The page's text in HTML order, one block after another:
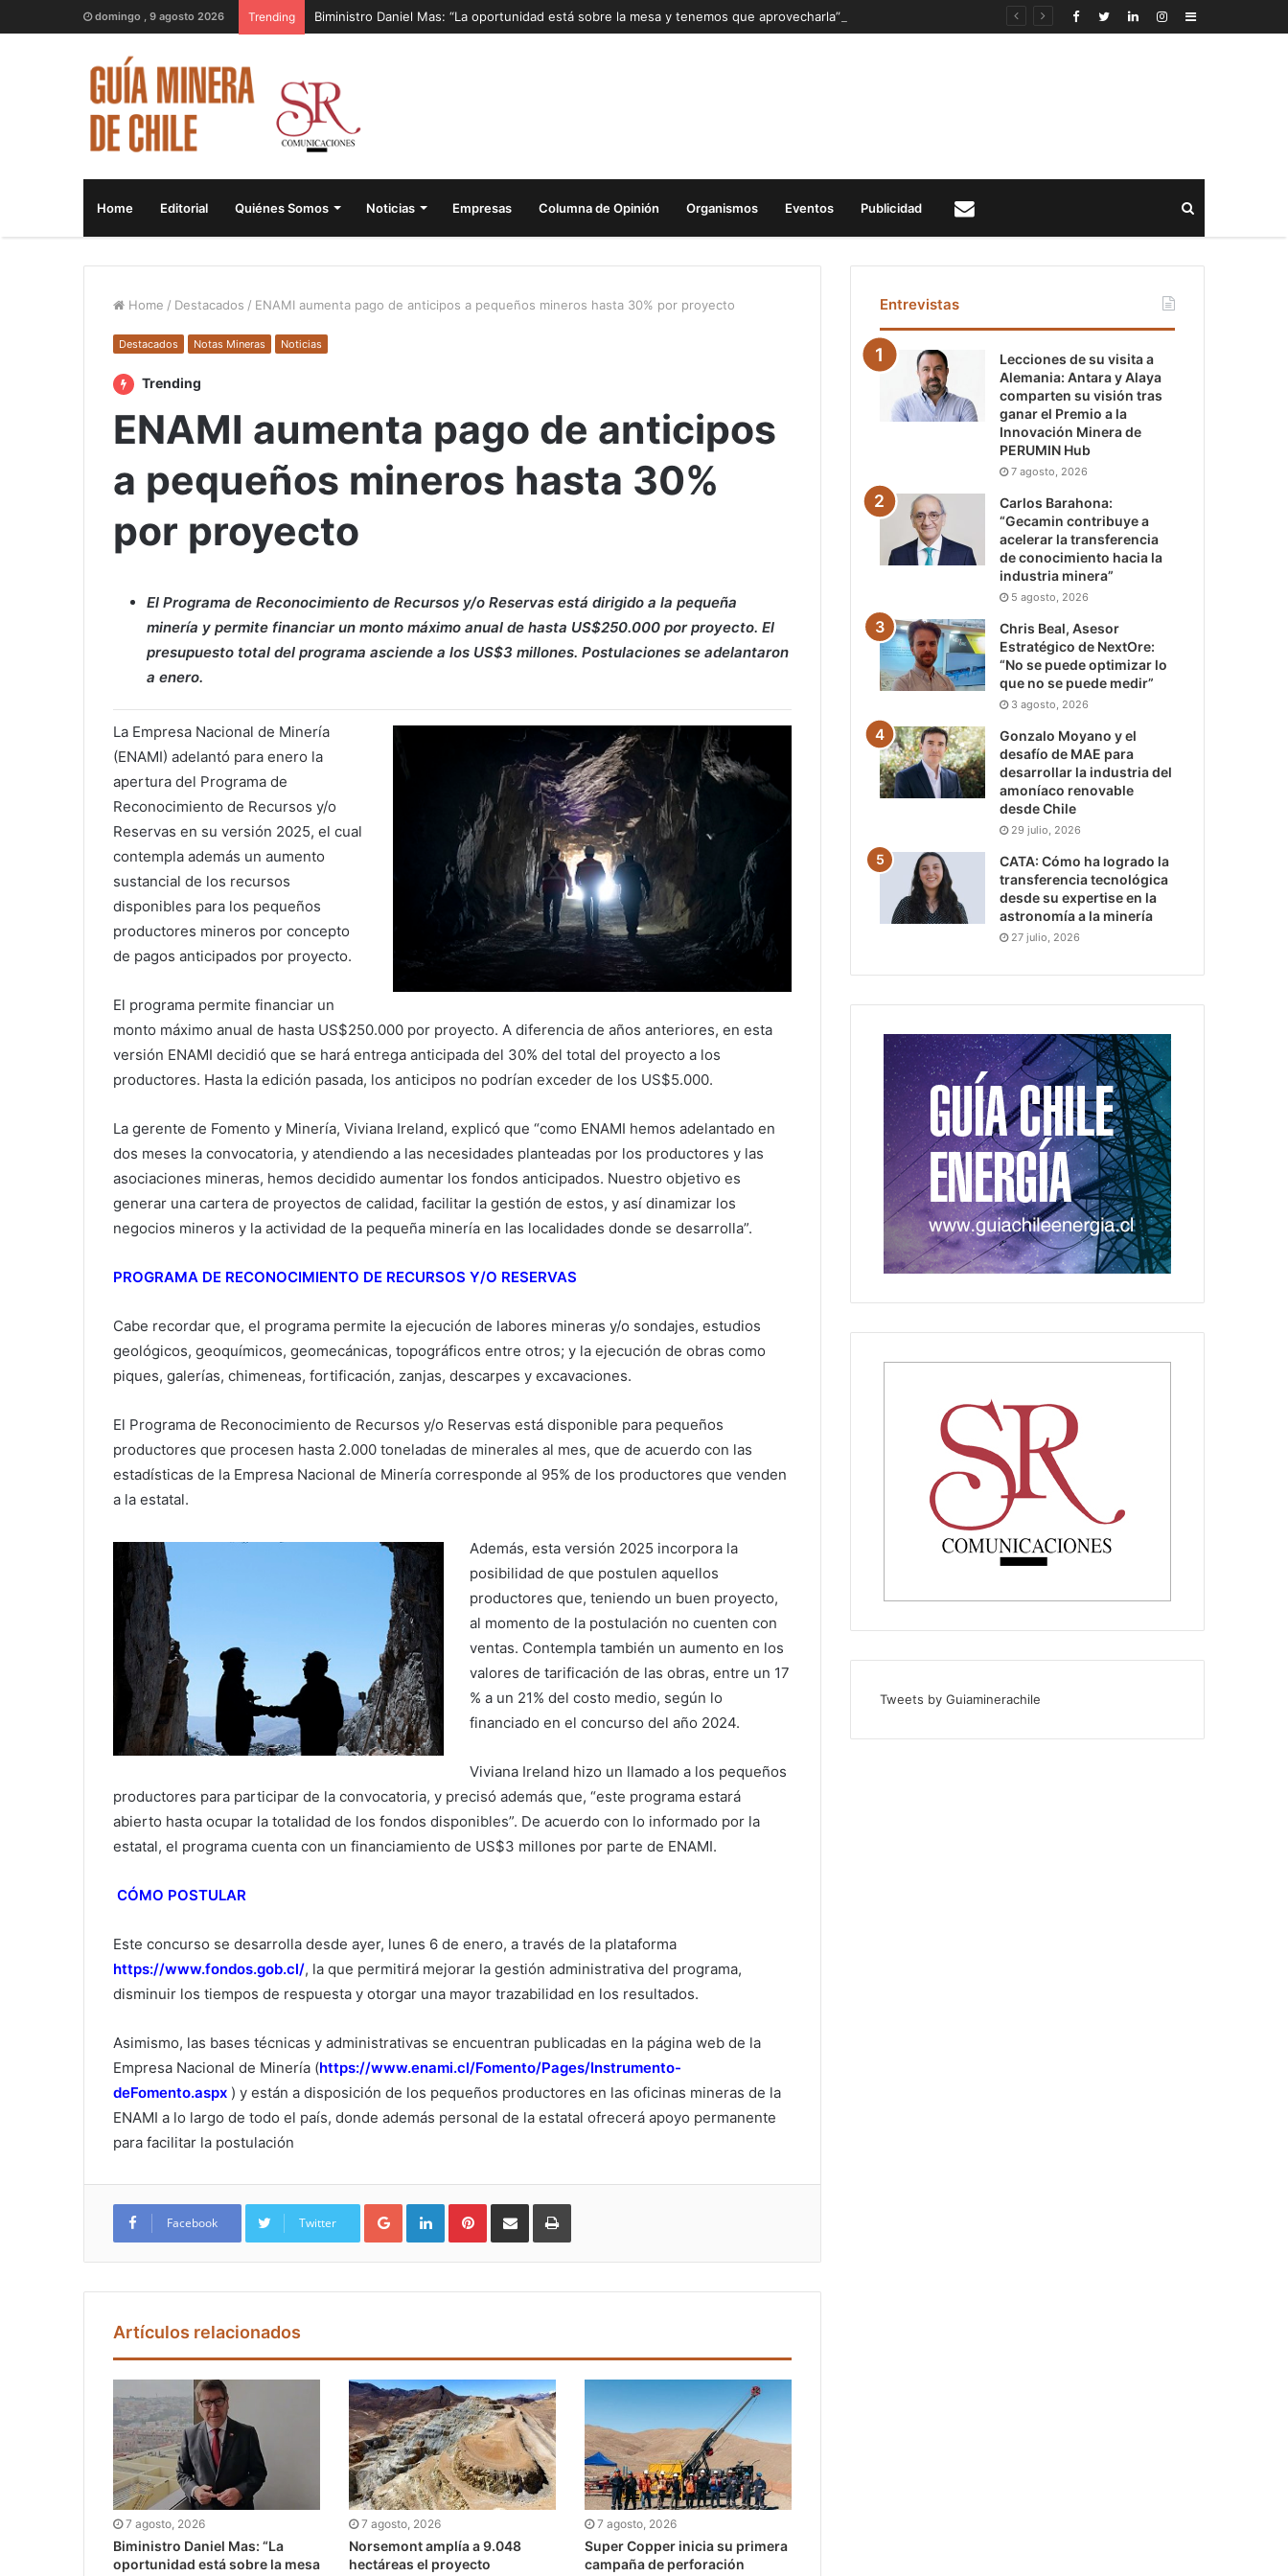
domingo , 9 agosto 2026 Trending Biministro Daniel Mas: “La oportunidad está sobre la mesa y tenemos que aprovecharla” Sidebar
Home Editorial Quiénes Somos Noticias Empresas Columna de Opinión Organismos Eventos Publicidad
Home / Destacados / ENAMI aumenta pago de anticipos a pequeños mineros hasta 30% por proyecto
Destacados Notas Mineras Noticias
Trending
ENAMI aumenta pago de anticipos
a pequeños mineros hasta 30%
por proyecto
El Programa de Reconocimiento de Recursos y/o Reservas está dirigido a la pequeña
minería y permite financiar un monto máximo anual de hasta US$250.000 por proyecto. El
presupuesto total del programa asciende a los US$3 millones. Postulaciones se adelantaron
a enero.
La Empresa Nacional de Minería
(ENAMI) adelantó para enero la
apertura del Programa de
Reconocimiento de Recursos y/o
Reservas en su versión 2025, el cual
contempla además un aumento
sustancial de los recursos
disponibles para los pequeños
productores mineros por concepto
de pagos anticipados por proyecto.
El programa permite financiar un
monto máximo anual de hasta US$250.000 por proyecto. A diferencia de años anteriores, en esta
versión ENAMI decidió que se hará entrega anticipada del 30% del total del proyecto a los
productores. Hasta la edición pasada, los anticipos no podrían exceder de los US$5.000.
La gerente de Fomento y Minería, Viviana Ireland, explicó que “como ENAMI hemos adelantado en
dos meses la convocatoria, y atendiendo a las necesidades planteadas por los productores y las
asociaciones mineras, hemos decidido aumentar los fondos anticipados. Nuestro objetivo es
generar una cartera de proyectos de calidad, facilitar la gestión de estos, y así dinamizar los
negocios mineros y la actividad de la pequeña minería en las localidades donde se desarrolla”.
PROGRAMA DE RECONOCIMIENTO DE RECURSOS Y/O RESERVAS
Cabe recordar que, el programa permite la ejecución de labores mineras y/o sondajes, estudios
geológicos, geoquímicos, geomecánicas, topográficos entre otros; y la ejecución de obras como
piques, galerías, chimeneas, fortificación, zanjas, descarpes y excavaciones.
El Programa de Reconocimiento de Recursos y/o Reservas está disponible para pequeños
productores que procesen hasta 2.000 toneladas de minerales al mes, que de acuerdo con las
estadísticas de la Empresa Nacional de Minería corresponde al 95% de los productores que venden
a la estatal.
Además, esta versión 2025 incorpora la
posibilidad de que postulen aquellos
productores que, teniendo un buen proyecto,
al momento de la postulación no cuenten con
ventas. Contempla también un aumento en los
valores de tarificación de las obras, entre un 17
% a un 21% del costo medio, según lo
financiado en el concurso del año 2024.
Viviana Ireland hizo un llamado a los pequeños
productores para participar de la convocatoria, y precisó además que, “este programa estará
abierto hasta ocupar la totalidad de los fondos disponibles”. De acuerdo con lo informado por la
estatal, el programa cuenta con un financiamiento de US$3 millones por parte de ENAMI.
CÓMO POSTULAR
Este concurso se desarrolla desde ayer, lunes 6 de enero, a través de la plataforma
https://www.fondos.gob.cl/, la que permitirá mejorar la gestión administrativa del programa,
disminuir los tiempos de respuesta y otorgar una mayor trazabilidad en los resultados.
Asimismo, las bases técnicas y administrativas se encuentran publicadas en la página web de la
Empresa Nacional de Minería (https://www.enami.cl/Fomento/Pages/Instrumento-
deFomento.aspx ) y están a disposición de los pequeños productores en las oficinas mineras de la
ENAMI a lo largo de todo el país, donde además personal de la estatal ofrecerá apoyo permanente
para facilitar la postulación
Facebook Twitter
Google+ LinkedIn Pinterest
Artículos relacionados
7 agosto, 2026
Biministro Daniel Mas: “La
oportunidad está sobre la mesa
7 agosto, 2026
Norsemont amplía a 9.048
hectáreas el proyecto
7 agosto, 2026
Super Copper inicia su primera
campaña de perforación
Entrevistas
Lecciones de su visita a
Alemania: Antara y Alaya
comparten su visión tras
ganar el Premio a la
Innovación Minera de
PERUMIN Hub
7 agosto, 2026
Carlos Barahona:
“Gecamin contribuye a
acelerar la transferencia
de conocimiento hacia la
industria minera”
5 agosto, 2026
Chris Beal, Asesor
Estratégico de NextOre:
“No se puede optimizar lo
que no se puede medir”
3 agosto, 2026
Gonzalo Moyano y el
desafío de MAE para
desarrollar la industria del
amoníaco renovable
desde Chile
29 julio, 2026
CATA: Cómo ha logrado la
transferencia tecnológica
desde su expertise en la
astronomía a la minería
27 julio, 2026
Tweets by Guiaminerachile